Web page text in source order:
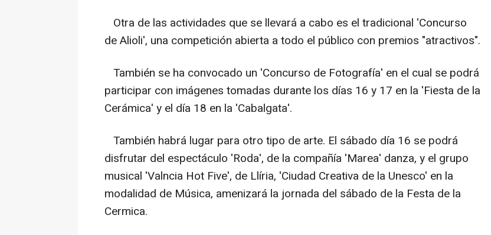
Otra de las actividades que se llevará a cabo es el tradicional 'Concurso
de Alioli', una competición abierta a todo el público con premios "atractivos".
También se ha convocado un 'Concurso de Fotografía' en el cual se podrá
participar con imágenes tomadas durante los días 16 y 17 en la 'Fiesta de la
Cerámica' y el día 18 en la 'Cabalgata'.
También habrá lugar para otro tipo de arte. El sábado día 16 se podrá
disfrutar del espectáculo 'Roda', de la compañía 'Marea' danza, y el grupo
musical 'Valncia Hot Five', de Llíria, 'Ciudad Creativa de la Unesco' en la
modalidad de Música, amenizará la jornada del sábado de la Festa de la
Cermica.